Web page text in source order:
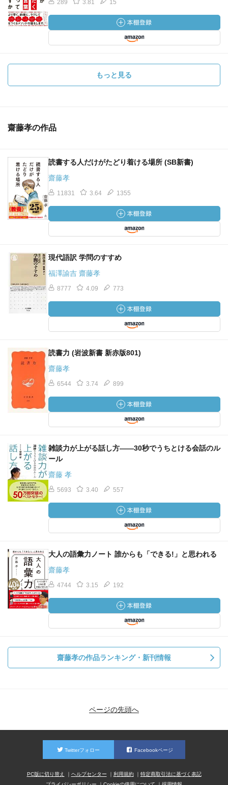
289 3.81 15
もっと見る
齋藤孝の作品
読書する人だけがたどり着ける場所 (SB新書)
齋藤孝
11831 3.64 1355
現代語訳 学問のすすめ
福澤諭吉 齋藤孝
8777 4.09 773
読書力 (岩波新書 新赤版801)
齋藤孝
6544 3.74 899
雑談力が上がる話し方――30秒でうちとける会話のル
ール
齋藤 孝
5693 3.40 557
大人の語彙力ノート 誰からも「できる!」と思われる
齋藤孝
4744 3.15 192
齋藤孝の作品ランキング・新刊情報
ページの先頭へ
Twitterフォロー Facebookページ
PC版に切り替え ヘルプセンター 利用規約
特定商取引法に基づく表記